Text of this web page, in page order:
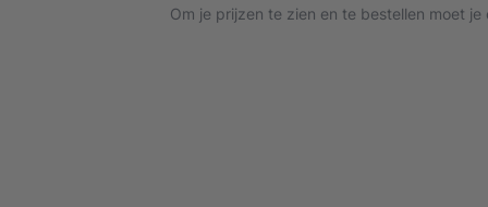
Om je prijzen te zien en te bestellen moet